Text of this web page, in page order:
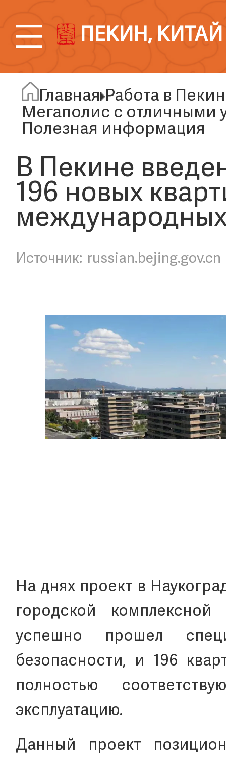
ПЕКИН, КИТАЙ
Главная Работа в
Мегаполис с отличными
Полезная информация
В Пекине
196 новых
russian.bejing.gov.cn
На днях проект в
городской
успешно прошел
безопасности, и 196
полностью
эксплуатацию.
Данный проект